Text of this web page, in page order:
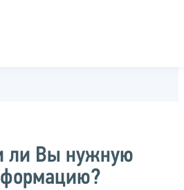
ли Вы нужную